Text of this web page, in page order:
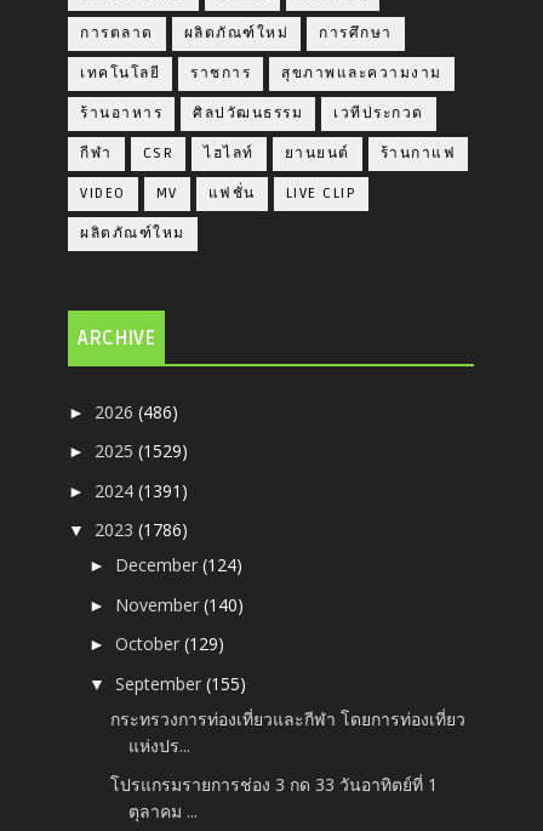
การตลาด ผลิตภัณฑ์ใหม่ การศึกษา
เทคโนโลยี ราชการ สุขภาพและความงาม
ร้านอาหาร ศิลปวัฒนธรรม เวทีประกวด
กีฬา CSR ไฮไลท์ ยานยนต์ ร้านกาแฟ
VIDEO MV แฟชั่น LIVE CLIP
ผลิตภัณฑ์ใหม
ARCHIVE
► 2026(486)
► 2025(1529)
► 2024(1391)
▼ 2023(1786)
► December(124)
► November(140)
►October(129)
▼September(155)
กระทรวงการท่องเที่ยวและกีฬา โดยการท่องเที่ยว
แห่งปร...
โปรแกรมรายการช่อง 3 กด 33 วันอาทิตย์ที่ 1
ตุลาคม ...